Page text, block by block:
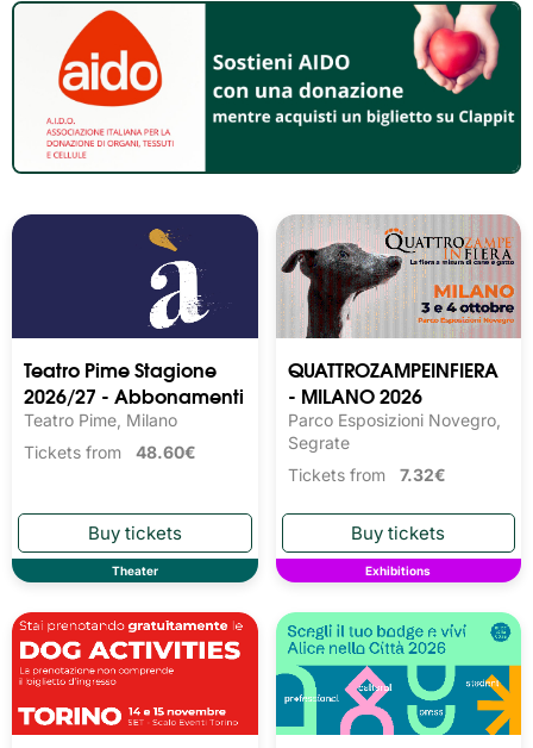
Teatro Pime Stagione
2026/27 - Abbonamenti
Teatro Pime, Milano
Tickets from 48.60€
Theater
QUATTROZAMPEINFIERA
- MILANO 2026
Parco Esposizioni Novegro,
Segrate
Tickets from 7.32€
Exhibitions